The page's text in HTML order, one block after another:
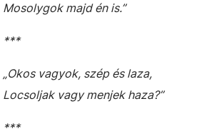
Mosolygok majd én is.”
***
„Okos vagyok, szép és laza,
Locsoljak vagy menjek haza?”
***